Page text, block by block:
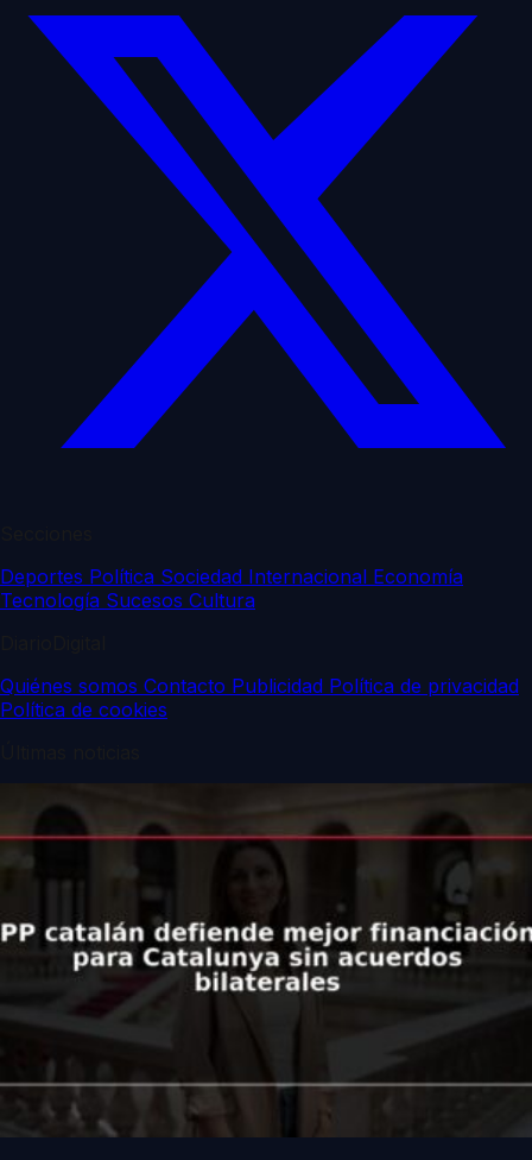
Deportes Política Sociedad Internacional Economía
Tecnología Sucesos Cultura
Quiénes somos Contacto Publicidad Política de privacidad
Política de cookies